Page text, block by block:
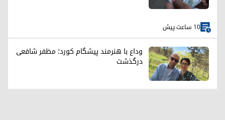
10 ساعت پیش
وداع با هنرمند پیشگام کورد؛ مظفر شافعی
درگذشت